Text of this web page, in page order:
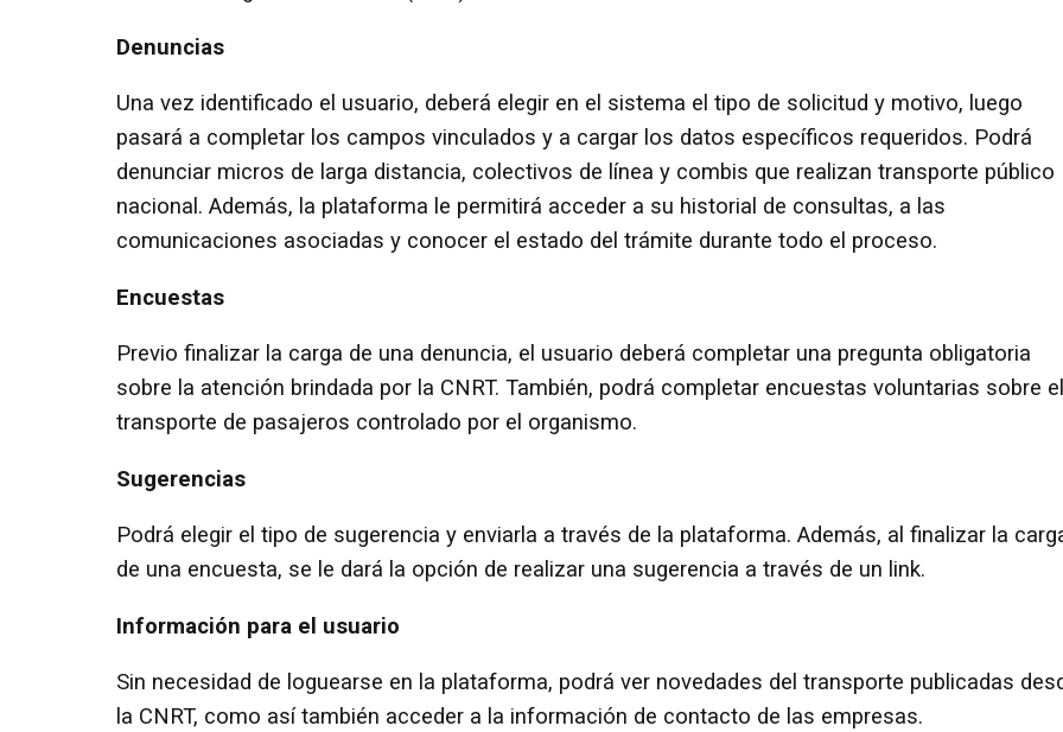
Denuncias
Una vez identificado el usuario, deberá elegir en el sistema el tipo de solicitud y motivo, luego
pasará a completar los campos vinculados y a cargar los datos específicos requeridos. Podrá
denunciar micros de larga distancia, colectivos de línea y combis que realizan transporte público
nacional. Además, la plataforma le permitirá acceder a su historial de consultas, a las
comunicaciones asociadas y conocer el estado del trámite durante todo el proceso.
Encuestas
Previo finalizar la carga de una denuncia, el usuario deberá completar una pregunta obligatoria
sobre la atención brindada por la CNRT. También, podrá completar encuestas voluntarias sobre el
transporte de pasajeros controlado por el organismo.
Sugerencias
Podrá elegir el tipo de sugerencia y enviarla a través de la plataforma. Además, al finalizar la
de una encuesta, se le dará la opción de realizar una sugerencia a través de un link.
Información para el usuario
Sin necesidad de loguearse en la plataforma, podrá ver novedades del transporte publicadas
la CNRT, como así también acceder a la información de contacto de las empresas.